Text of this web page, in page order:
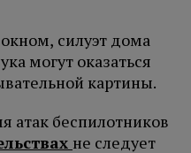
силуэт дома
могут оказаться
картины.
атак беспилотников
не следует